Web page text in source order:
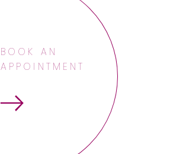
BOOK AN
APPOINTMENT